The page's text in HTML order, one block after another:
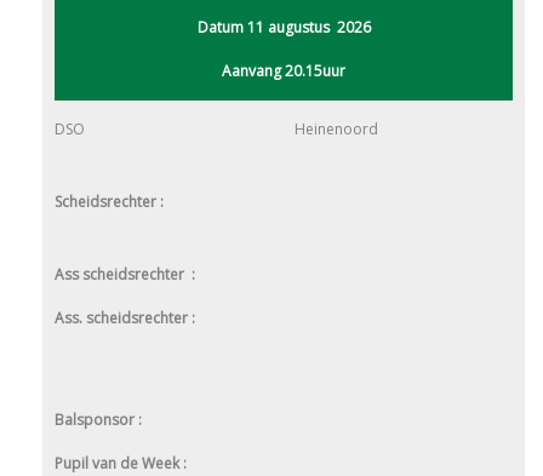
Datum 11 augustus 2026
Aanvang 20.15uur
DSO Heinenoord
Scheidsrechter :
Ass scheidsrechter :
Ass. scheidsrechter :
Balsponsor :
Pupil van de Week :